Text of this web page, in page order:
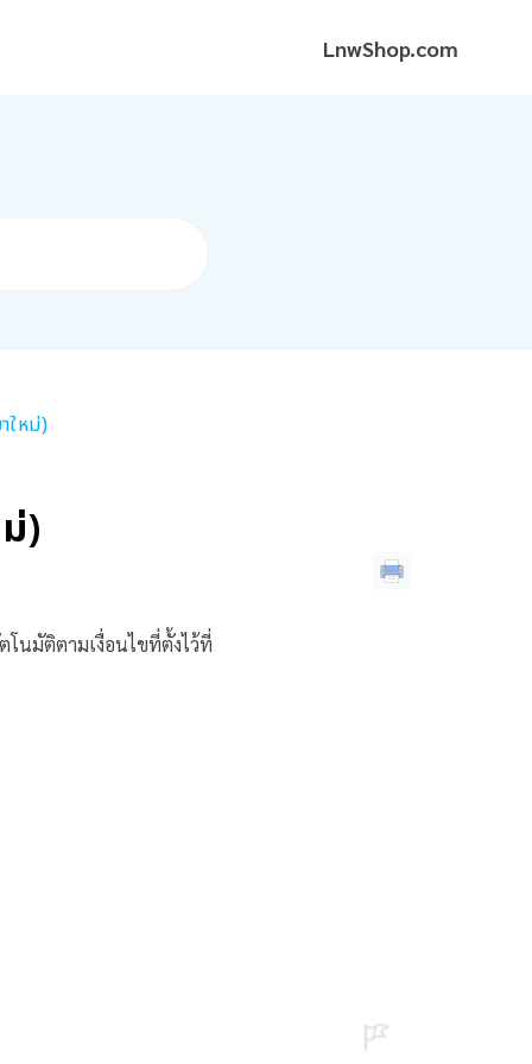
LnwShop.com
ใหม่)
)
นมัติตามเงื่อนไขที่ตั้งไว้ที่